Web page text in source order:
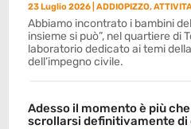
23 Luglio 2026 |ADDIOPIZZO,
Abbiamo incontrato i bambini
insieme si può”, nel quartiere di
laboratorio dedicato ai temi
dell’impegno civile.
Adesso il momento è più
scrollarsi definitivamente di